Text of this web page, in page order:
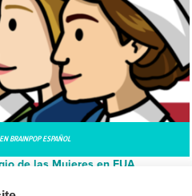
BRAINPOP ESPAÑOL
de las Mujeres en EUA